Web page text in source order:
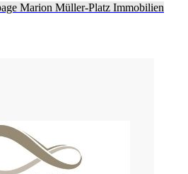
Marion Müller-Platz Immobilien